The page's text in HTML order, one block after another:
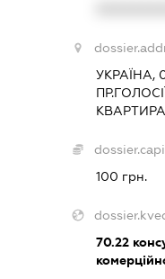
УКРАЇНА,
КВАРТИРА
100 грн.
70.22